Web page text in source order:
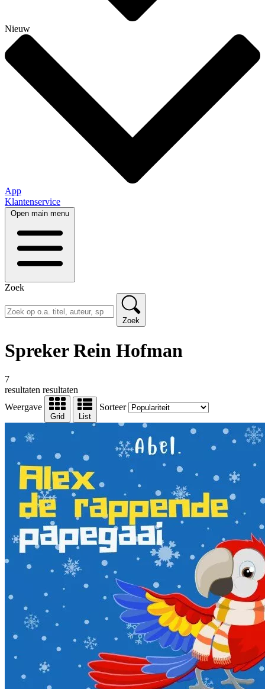
Nieuw
App
Klantenservice
Open main menu
Zoek
Zoek
Spreker Rein Hofman
7
resultaten resultaten
Weergave
Grid List
Sorteer